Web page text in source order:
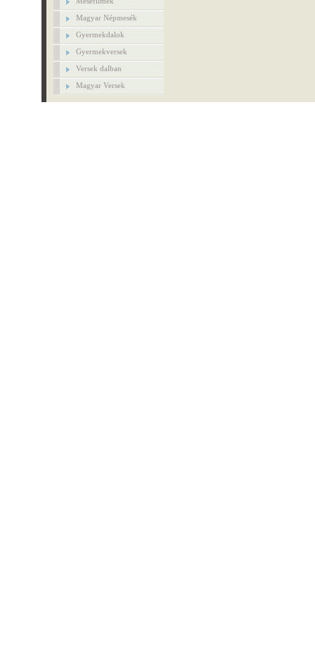
Magyar Népmesék
Gyermekdalok
Gyermekversek
Versek dalban
Magyar Versek